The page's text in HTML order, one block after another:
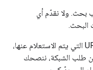
بحث. ولا نقدّم أي
البحث.
إذا لم تكن مهتمًا كثيرًا بخصوصية عناوين URL التي يتم الاستعلام عنها،
طلب الشبكة، ننصحك